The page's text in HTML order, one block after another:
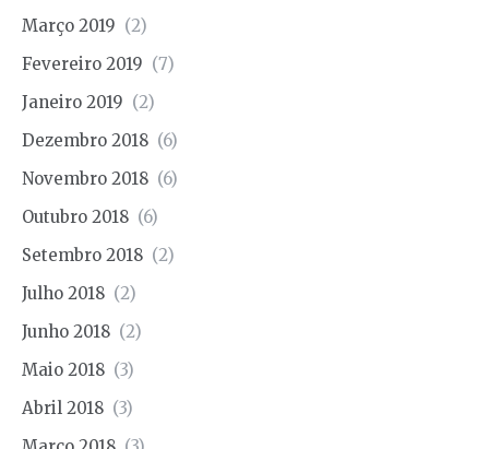
Março 2019 (2)
Fevereiro 2019 (7)
Janeiro 2019 (2)
Dezembro 2018 (6)
Novembro 2018 (6)
Outubro 2018 (6)
Setembro 2018 (2)
Julho 2018 (2)
Junho 2018 (2)
Maio 2018 (3)
Abril 2018 (3)